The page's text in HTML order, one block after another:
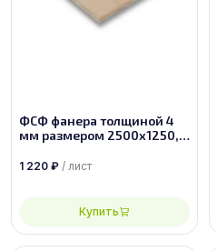
ФСФ фанера толщиной 4
мм размером 2500х1250,
1 220 ₽ / лист
Купить